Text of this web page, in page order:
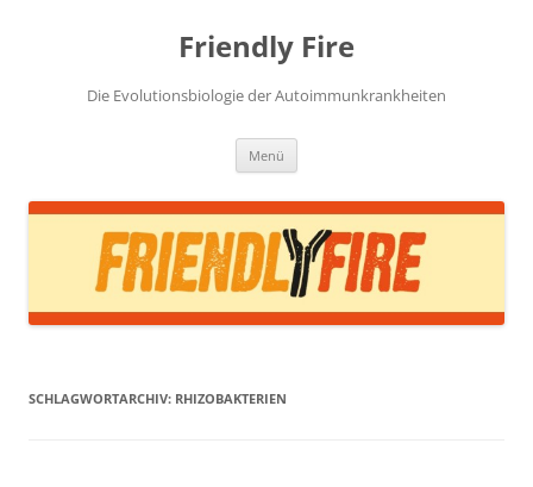
Friendly Fire
Die Evolutionsbiologie der Autoimmunkrankheiten
Menü
SCHLAGWORTARCHIV: RHIZOBAKTERIEN